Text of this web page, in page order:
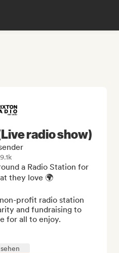
radio show)
9.1k
a Radio Station for
they love 🌍
profit radio station
and fundraising to
for all to enjoy.